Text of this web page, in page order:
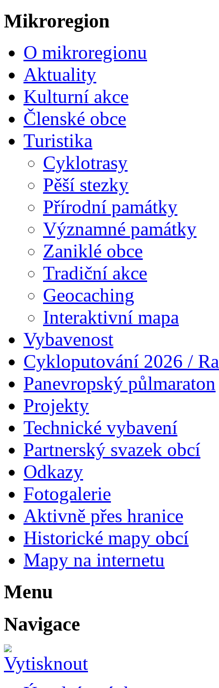
Mikroregion
O mikroregionu
Aktuality
Kulturní akce
Členské obce
Turistika
Cyklotrasy
Pěší stezky
Přírodní památky
Významné památky
Zaniklé obce
Tradiční akce
Geocaching
Interaktivní mapa
Vybavenost
Cykloputování 2026 /
Panevropský půlmaraton
Projekty
Technické vybavení
Partnerský svazek obcí
Odkazy
Fotogalerie
Aktivně přes hranice
Historické mapy obcí
Mapy na internetu
Menu
Navigace